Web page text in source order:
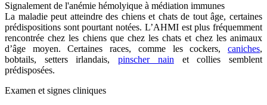
Signalement de l'anémie hémolyique à médiation immunes
La maladie peut atteindre des chiens et chats de tout âge, certaines
prédispositions sont pourtant notées. L’AHMI est plus fréquemment
rencontrée chez les chiens que chez les chats et chez les animaux
d’âge moyen. Certaines races, comme les cockers, caniches,
bobtails, setters irlandais,pinscher nainet collies semblent
prédisposées.
Examen et signes cliniques